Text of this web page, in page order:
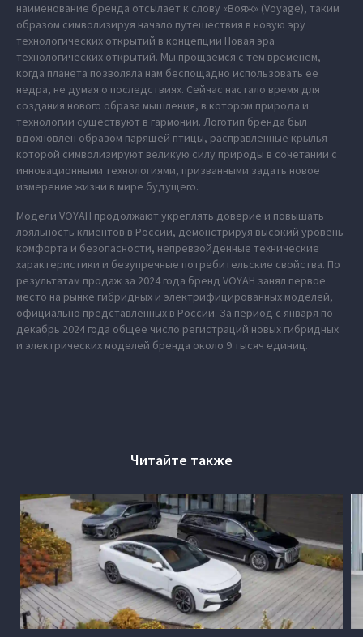
наименование бренда отсылает к слову «Вояж» (Voyage), таким
образом символизируя начало путешествия в новую эру
технологических открытий в концепции Новая эра
технологических открытий. Мы прощаемся с тем временем,
когда планета позволяла нам беспощадно использовать ее
недра, не думая о последствиях. Сейчас настало время для
создания нового образа мышления, в котором природа и
технологии существуют в гармонии. Логотип бренда был
вдохновлен образом парящей птицы, расправленные крылья
которой символизируют великую силу природы в сочетании с
инновационными технологиями, призванными задать новое
измерение жизни в мире будущего.
Модели VOYAH продолжают укреплять доверие и повышать
лояльность клиентов в России, демонстрируя высокий уровень
комфорта и безопасности, непревзойденные технические
характеристики и безупречные потребительские свойства. По
результатам продаж за 2024 года бренд VOYAH занял первое
место на рынке гибридных и электрифицированных моделей,
официально представленных в России. За период с января по
декабрь 2024 года общее число регистраций новых гибридных
и электрических моделей бренда около 9 тысяч единиц.
Читайте также